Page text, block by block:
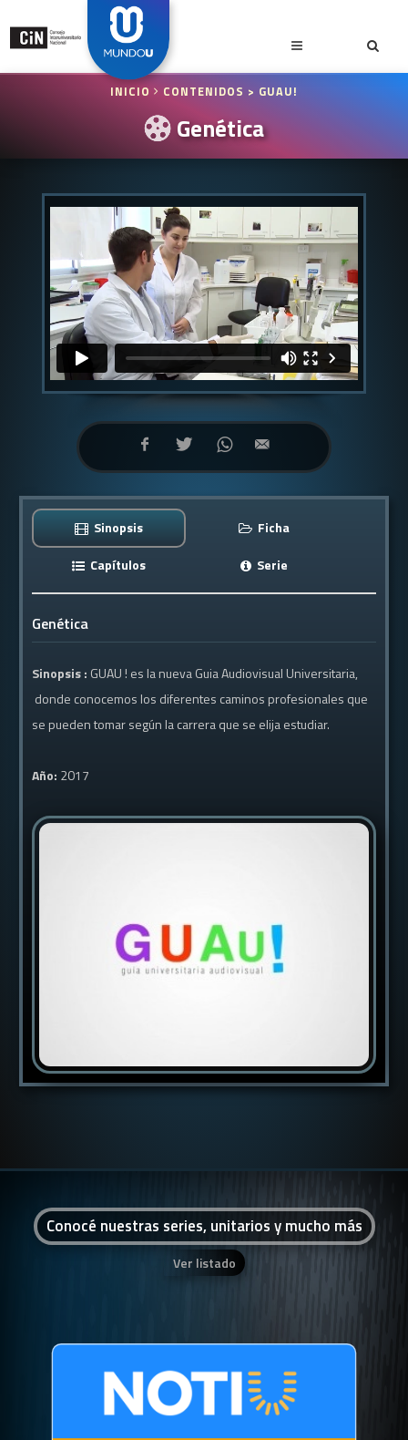
INICIO CONTENIDOS > GUAU!
Genética
Sinopsis
Ficha
Capítulos
Serie
Genética
Sinopsis : GUAU ! es la nueva Guia Audiovisual Universitaria,
donde conocemos los diferentes caminos profesionales que
se pueden tomar según la carrera que se elija estudiar.
Año: 2017
Conocé nuestras series, unitarios y mucho más
Ver listado